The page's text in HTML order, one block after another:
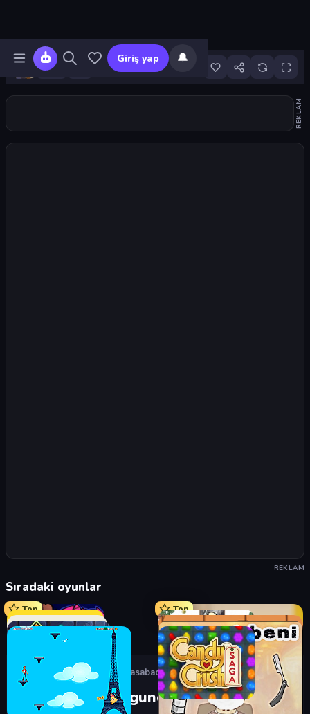
Giriş yap 🔔
7
REKLAM
REKLAM
Sıradaki oyunlar
Top Top
Oyunlar Beceri Oyunları Kasabadaki Soyguncular
Kasabadaki Soyguncular